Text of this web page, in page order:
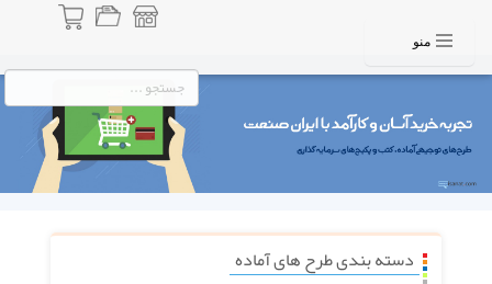
منو
دسته بندی طرح های آماده